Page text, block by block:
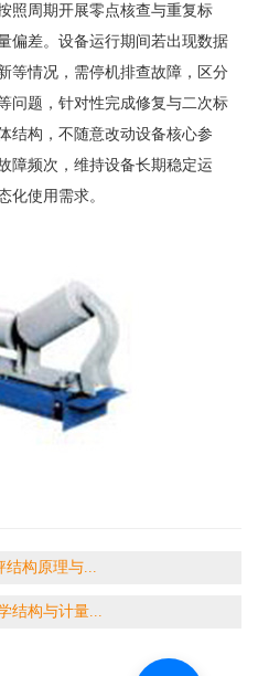
照周期开展零点核查与重复标
偏差。设备运行期间若出现数据
等情况，需停机排查故障，区分
问题，针对性完成修复与二次标
结构，不随意改动设备核心参
障频次，维持设备长期稳定运
化使用需求。
构原理与...
结构与计量...